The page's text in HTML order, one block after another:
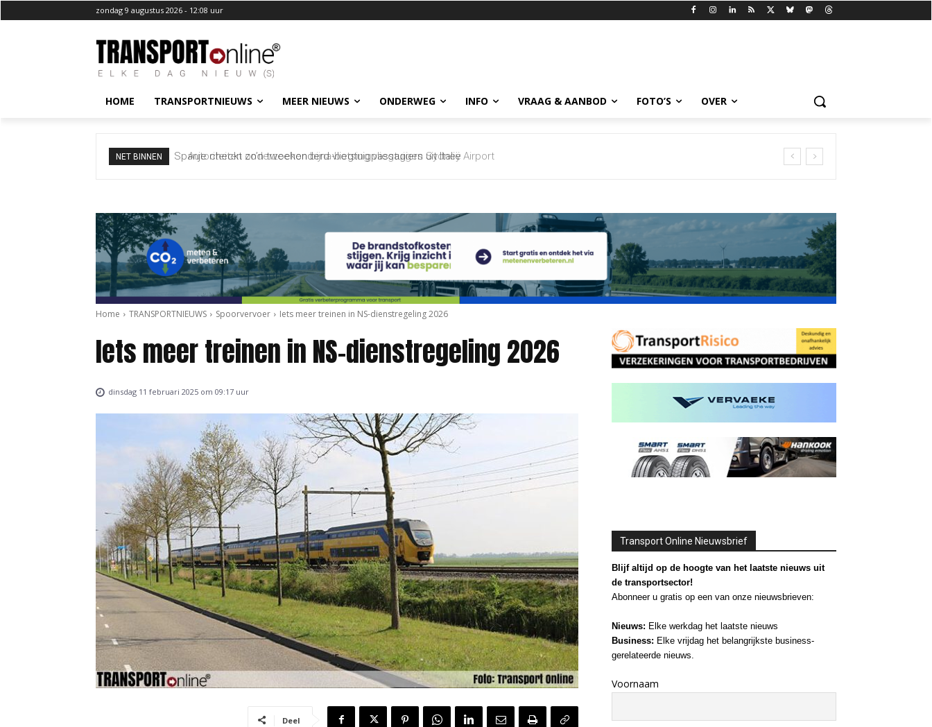
zondag 9 augustus 2026 - 12:08 uur
HOME TRANSPORTNIEUWS MEER NIEUWS ONDERWEG INFO VRAAG & AANBOD FOTO’S OVER
NET BINNEN Autoriteiten onderzoeken bijna-botsing vliegtuigen Sydney Airport
Home TRANSPORTNIEUWS Spoorvervoer Iets meer treinen in NS-dienstregeling 2026
Iets meer treinen in NS-dienstregeling 2026
dinsdag 11 februari 2025 om 09:17 uur
Deel
Transport Online Nieuwsbrief
Blijf altijd op de hoogte van het laatste nieuws uit
de transportsector!
Abonneer u gratis op een van onze nieuwsbrieven:
Nieuws: Elke werkdag het laatste nieuws
Business: Elke vrijdag het belangrijkste business-
gerelateerde nieuws.
Voornaam